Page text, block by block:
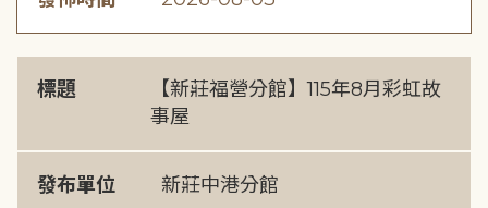
標題
【新莊福營分館】115年8月彩虹故
事屋
發布單位 新莊中港分館